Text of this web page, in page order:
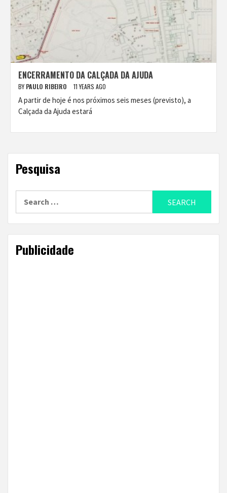
ENCERRAMENTO DA CALÇADA DA AJUDA
BY PAULO RIBEIRO 11 YEARS AGO
A partir de hoje é nos próximos seis meses (previsto), a
Calçada da Ajuda estará
Pesquisa
Publicidade